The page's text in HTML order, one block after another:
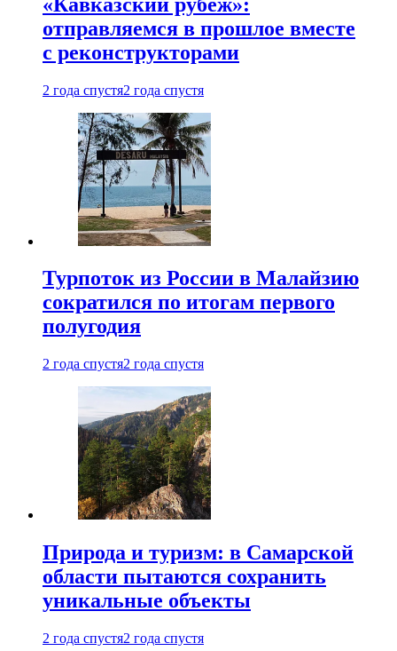
отправляемся в прошлое вместе
с реконструкторами
2 года спустя2 года спустя
Турпоток из России в Малайзию
сократился по итогам первого
полугодия
2 года спустя2 года спустя
Природа и туризм: в Самарской
области пытаются сохранить
уникальные объекты
2 года спустя2 года спустя